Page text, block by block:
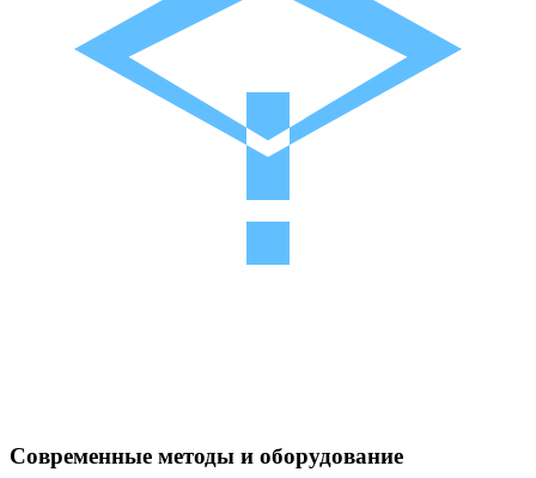
Современные методы и оборудование